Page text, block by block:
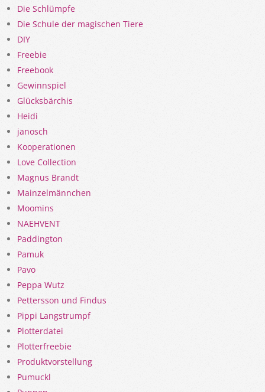
Die Schlümpfe
Die Schule der magischen Tiere
DIY
Freebie
Freebook
Gewinnspiel
Glücksbärchis
Heidi
janosch
Kooperationen
Love Collection
Magnus Brandt
Mainzelmännchen
Moomins
NAEHVENT
Paddington
Pamuk
Pavo
Peppa Wutz
Pettersson und Findus
Pippi Langstrumpf
Plotterdatei
Plotterfreebie
Produktvorstellung
Pumuckl